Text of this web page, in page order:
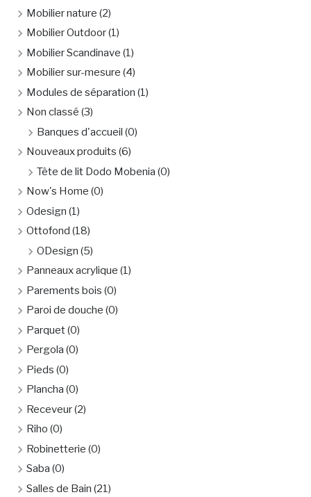
Mobilier nature (2)
Mobilier Outdoor(1)
Mobilier Scandinave (1)
Mobilier sur-mesure (4)
Modules de séparation (1)
Non classé (3)
Banques d'accueil (0)
Nouveaux produits (6)
Tête de lit Dodo Mobenia (0)
Now's Home (0)
Odesign (1)
Ottofond (18)
ODesign (5)
Panneaux acrylique (1)
Parements bois (0)
Paroi de douche (0)
Parquet(0)
Pergola (0)
Pieds (0)
Plancha (0)
Receveur(2)
Riho (0)
Robinetterie (0)
Saba (0)
Salles de Bain (21)